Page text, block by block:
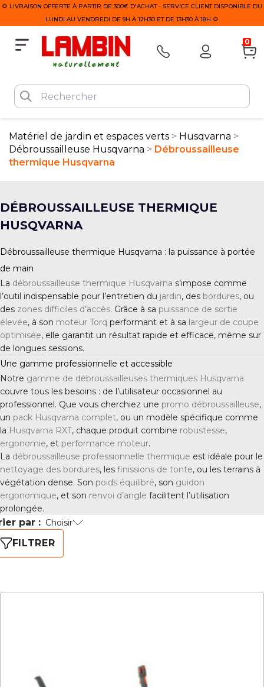
🌻 LIVRAISON OFFERTE À PARTIR DE 300€ D'ACHAT - SERVICE CLIENT DISPONIBLE DU
LUNDI AU VENDREDI DE 9H À 12H30 ET DE 13H30 À 18H 🌻
0
Matériel de jardin et espaces verts
Husqvarna
Débroussailleuse Husqvarna
Débroussailleuse
thermique Husqvarna
DÉBROUSSAILLEUSE THERMIQUE
HUSQVARNA
Débroussailleuse thermique Husqvarna : la puissance à portée
de main
La débroussailleuse thermique Husqvarna s’impose comme
l’outil indispensable pour l’entretien du jardin, des bordures, ou
des zones difficiles d’accès. Grâce à sa puissance de sortie
élevée, à son moteur Torq performant et à sa largeur de coupe
optimisée, elle garantit un résultat rapide et efficace, même sur
de longues sessions.
Une gamme professionnelle et accessible
Notre gamme de débroussailleuses thermiques Husqvarna
couvre tous les besoins : de l’utilisateur occasionnel au
professionnel. Que vous cherchiez une promo débroussailleuse,
un pack Husqvarna complet, ou un modèle spécifique comme
la Husqvarna RXT, chaque produit combine robustesse,
ergonomie, et performance moteur.
La débroussailleuse professionnelle thermique est idéale pour le
nettoyage des bordures, les finissions de tonte, ou les terrains à
végétation dense. Son poids équilibré, son guidon
ergonomique, et son renvoi d’angle facilitent l’utilisation
prolongée.
par : Choisir
FILTRER